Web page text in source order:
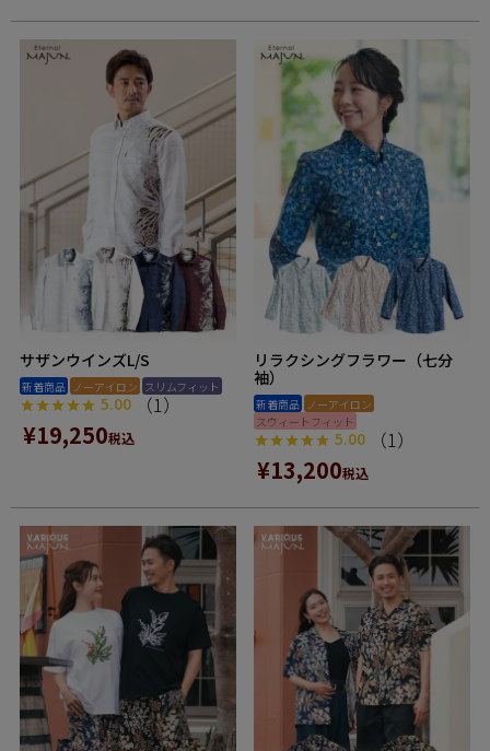
サザンウインズL/S
新着商品 ノーアイロン スリムフィット
5.00 （1）
¥19,250税込
リラクシングフラワー（七分
袖）
新着商品 ノーアイロン
スウィートフィット
5.00 （1）
¥13,200税込